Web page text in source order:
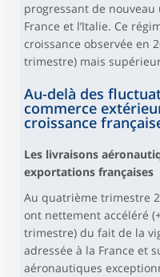
progressant de
France et l’Italie. Ce
croissance observée en
trimestre) mais
Au-delà des
commerce
croissance
Les livraisons
exportations françaises
Au quatrième trimestre
ont nettement accéléré
trimestre) du fait de la
adressée à la France et
aéronautiques